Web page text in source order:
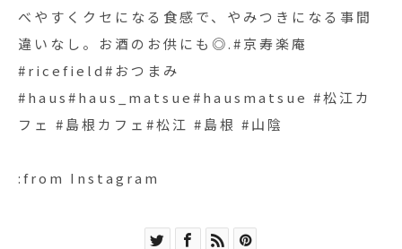
べやすくクセになる食感で、やみつきになる事間
違いなし。お酒のお供にも◎.#京寿楽庵
#ricefield#おつまみ
#haus#haus_matsue#hausmatsue #松江カ
フェ #島根カフェ#松江 #島根 #山陰
:from Instagram